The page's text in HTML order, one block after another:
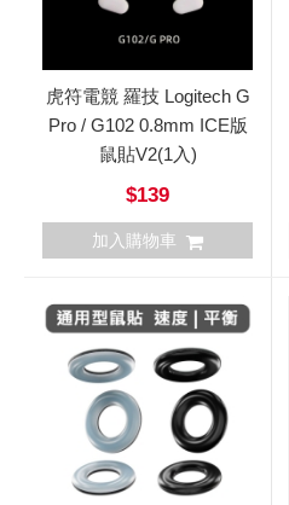
虎符電競 羅技 Logitech G
Pro / G102 0.8mm ICE版
鼠貼V2(1入)
$139
加入購物車